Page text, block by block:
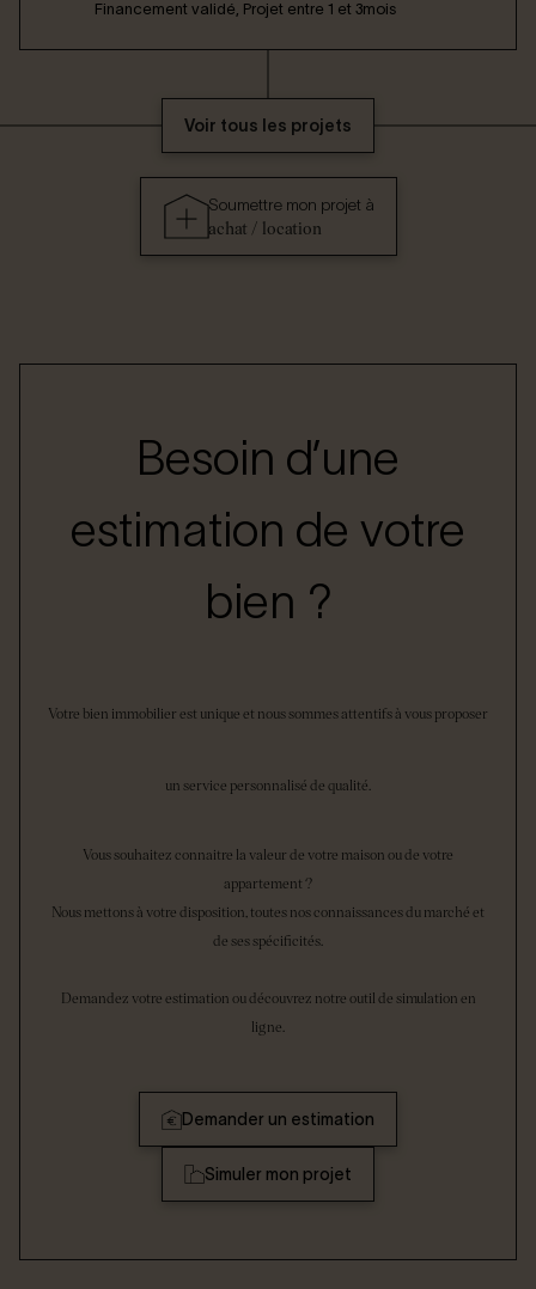
Financement validé, Projet entre 1 et 3mois
Voir tous les projets
Soumettre mon projet à
achat / location
Besoin d’une
estimation de votre
bien ?
Votre bien immobilier est unique et nous sommes attentifs à vous proposer
un service personnalisé de qualité.
Vous souhaitez connaitre la valeur de votre maison ou de votre
appartement ?
Nous mettons à votre disposition, toutes nos connaissances du marché et
de ses spécificités.
Demandez votre estimation ou découvrez notre outil de simulation en
ligne.
Demander un estimation
Simuler mon projet